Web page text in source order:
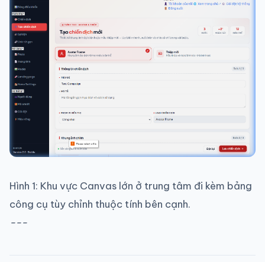
Hình 1: Khu vực Canvas lớn ở trung tâm đi kèm bảng
công cụ tùy chỉnh thuộc tính bên cạnh.
---